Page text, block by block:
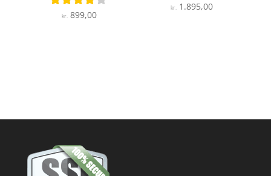
Vurderet
kr.899,00
Vurderet
kr. 1.895,00